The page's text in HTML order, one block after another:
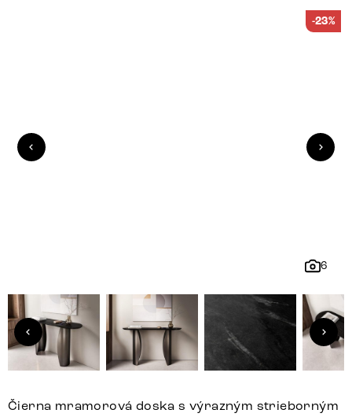
6
-23%
Čierna mramorová doska s výrazným strieborným